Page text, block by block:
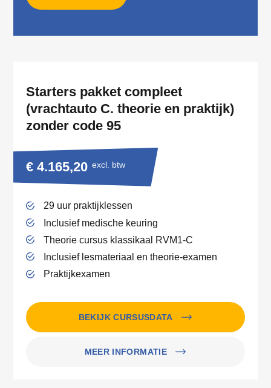
Starters pakket compleet
(vrachtauto C. theorie en praktijk)
zonder code 95
€ 4.165,20 excl. btw
29 uur praktijklessen
Inclusief medische keuring
Theorie cursus klassikaal RVM1-C
Inclusief lesmateriaal en theorie-examen
Praktijkexamen
BEKIJK CURSUSDATA
MEER INFORMATIE